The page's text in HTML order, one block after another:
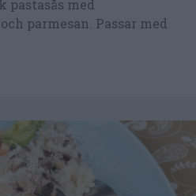
pastasås med
parmesan. Passar med